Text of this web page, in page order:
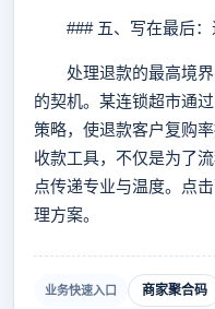
### 五、写在最后：
处理退款的最高境界
的契机。某连锁超市通
策略，使退款客户复购
收款工具，不仅是为了
点传递专业与温度。点
理方案。
业务快速入口 商家聚合码